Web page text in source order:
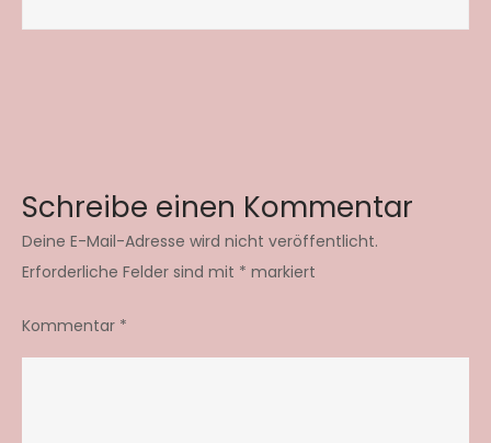
Schreibe einen Kommentar
Deine E-Mail-Adresse wird nicht veröffentlicht.
Erforderliche Felder sind mit * markiert
Kommentar *